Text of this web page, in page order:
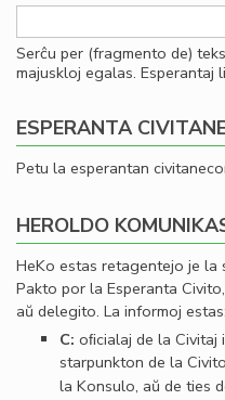
Serĉu per (fragmento de)
majuskloj egalas.
ESPERANTA
Petu la esperantan
HEROLDO
HeKo estas retagentejo je la
Pakto por la Esperanta
aŭ delegito. La informoj estas:
C: oﬁcialaj de la Civitaj
starpunkton de la
la Konsulo, aŭ de ties